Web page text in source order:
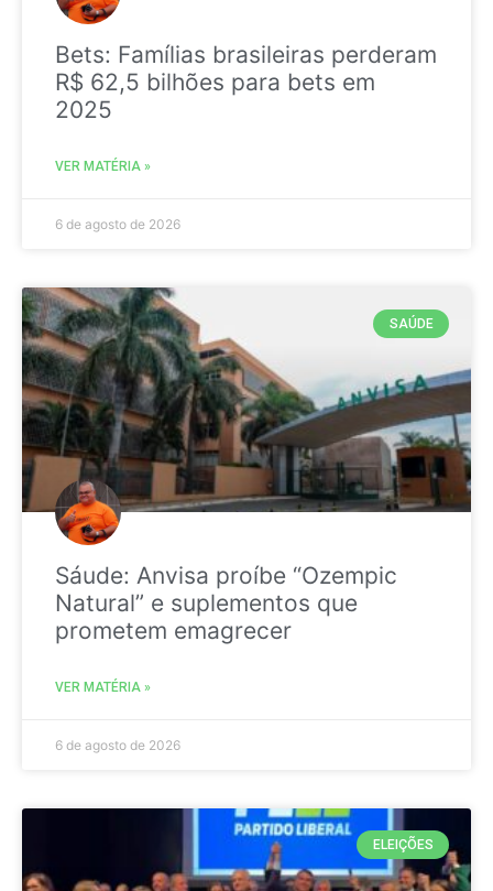
Bets: Famílias brasileiras perderam
R$ 62,5 bilhões para bets em
2025
VER MATÉRIA »
6 de agosto de 2026
SAÚDE
Sáude: Anvisa proíbe “Ozempic
Natural” e suplementos que
prometem emagrecer
VER MATÉRIA »
6 de agosto de 2026
ELEIÇÕES